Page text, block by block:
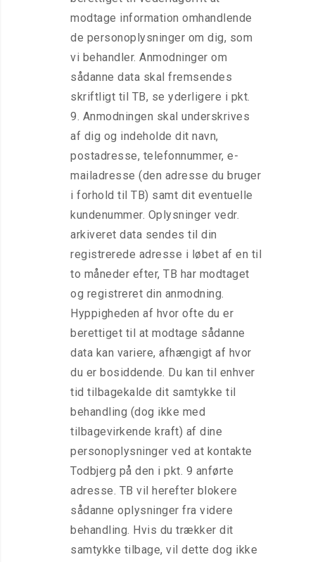
modtage information omhandlende
de personoplysninger om dig, som
vi behandler. Anmodninger om
sådanne data skal fremsendes
skriftligt til TB, se yderligere i pkt.
9. Anmodningen skal underskrives
af dig og indeholde dit navn,
postadresse, telefonnummer, e-
mailadresse (den adresse du bruger
i forhold til TB) samt dit eventuelle
kundenummer. Oplysninger vedr.
arkiveret data sendes til din
registrerede adresse i løbet af en til
to måneder efter, TB har modtaget
og registreret din anmodning.
Hyppigheden af hvor ofte du er
berettiget til at modtage sådanne
data kan variere, afhængigt af hvor
du er bosiddende. Du kan til enhver
tid tilbagekalde dit samtykke til
behandling (dog ikke med
tilbagevirkende kraft) af dine
personoplysninger ved at kontakte
Todbjerg på den i pkt. 9 anførte
adresse. TB vil herefter blokere
sådanne oplysninger fra videre
behandling. Hvis du trækker dit
samtykke tilbage, vil dette dog ikke